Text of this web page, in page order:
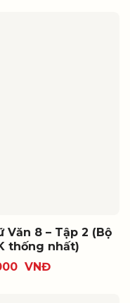
Văn 8 – Tập 2 (Bộ
thống nhất)
VNĐ